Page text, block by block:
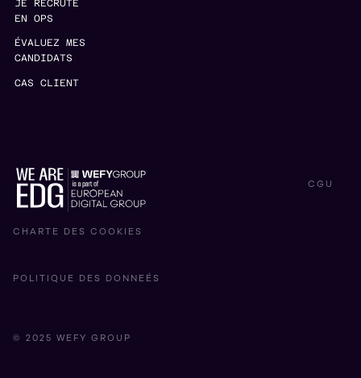
JE RECRUTE
EN OPS
ÉVALUEZ MES
CANDIDATS
CAS CLIENT
© 2025 WEFY GROUP
CHARTE DES COOKIES
POLITIQUE DES DONNEÉS
CGU